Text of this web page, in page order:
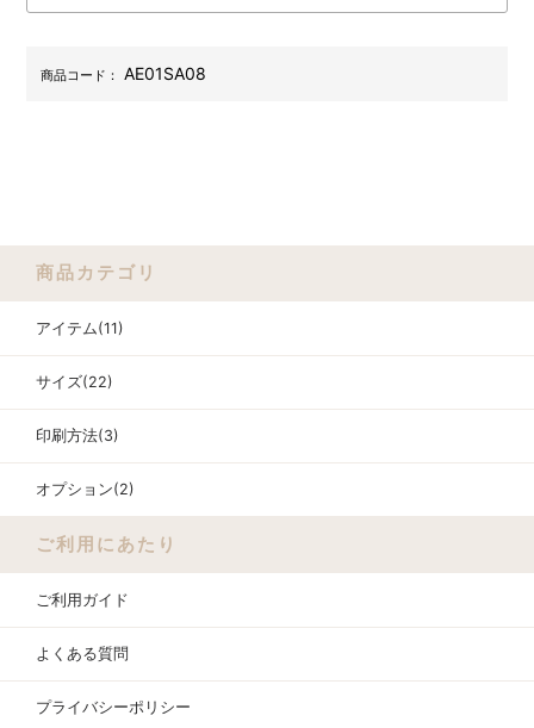
商品コード： AE01SA08
商品カテゴリ
アイテム(11)
サイズ(22)
印刷方法(3)
オプション(2)
ご利用にあたり
ご利用ガイド
よくある質問
プライバシーポリシー